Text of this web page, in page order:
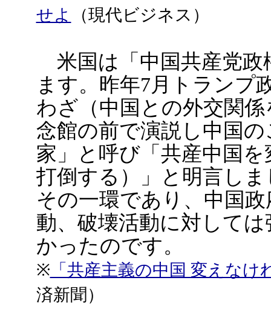
せよ
（現代ビジネス）
米国は「中国共産党政
ます。昨年7月トランプ
わざ（中国との外交関
念館の前で演説し中国
家」と呼び「共産中国
打倒する）」と明言し
その一環であり、中国
動、破壊活動に対して
かったのです。
※ 「共産主義の中国 変えな
済新聞）